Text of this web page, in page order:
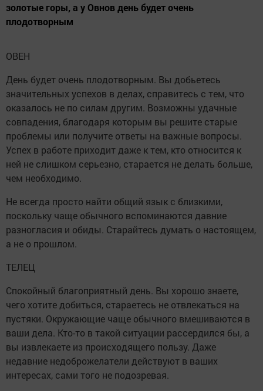
золотые горы, а у Овнов день будет очень
плодотворным
ОВЕН
День будет очень плодотворным. Вы добьетесь
значительных успехов в делах, справитесь с тем, что
оказалось не по силам другим. Возможны удачные
совпадения, благодаря которым вы решите старые
проблемы или получите ответы на важные вопросы.
Успех в работе приходит даже к тем, кто относится к
ней не слишком серьезно, старается не делать больше,
чем необходимо.
Не всегда просто найти общий язык с близкими,
поскольку чаще обычного вспоминаются давние
разногласия и обиды. Старайтесь думать о настоящем,
а не о прошлом.
ТЕЛЕЦ
Спокойный благоприятный день. Вы хорошо знаете,
чего хотите добиться, стараетесь не отвлекаться на
пустяки. Окружающие чаще обычного вмешиваются в
ваши дела. Кто-то в такой ситуации рассердился бы, а
вы извлекаете из происходящего пользу. Даже
недавние недоброжелатели действуют в ваших
интересах, сами того не подозревая.